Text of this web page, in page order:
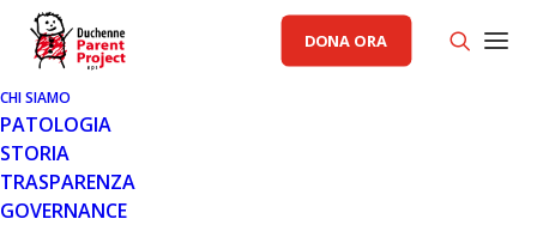
DONA ORA
CHI SIAMO
PATOLOGIA
STORIA
TRASPARENZA
GOVERNANCE
AREA CAD PP